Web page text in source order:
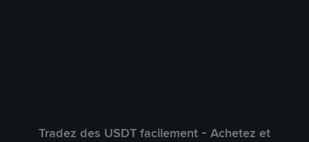
Tradez des USDT facilement - Achetez et